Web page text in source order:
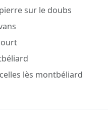
sur le doubs
lès montbéliard